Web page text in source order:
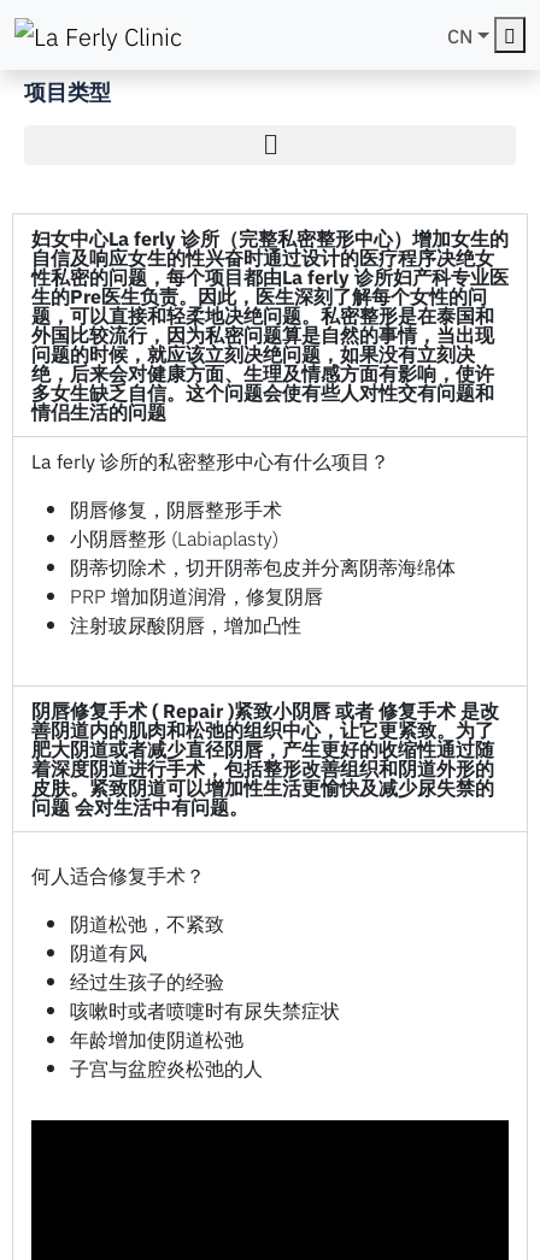
CN
项目类型
妇女中心La ferly 诊所（完整私密整形中心）增加女生的
自信及响应女生的性兴奋时通过设计的医疗程序决绝女
性私密的问题，每个项目都由La ferly 诊所妇产科专业医
生的Pre医生负责。因此，医生深刻了解每个女性的问
题，可以直接和轻柔地决绝问题。私密整形是在泰国和
外国比较流行，因为私密问题算是自然的事情，当出现
问题的时候，就应该立刻决绝问题，如果没有立刻决
绝，后来会对健康方面、生理及情感方面有影响，使许
多女生缺乏自信。这个问题会使有些人对性交有问题和
情侣生活的问题
La ferly 诊所的私密整形中心有什么项目？
阴唇修复，阴唇整形手术
小阴唇整形 (Labiaplasty)
阴蒂切除术，切开阴蒂包皮并分离阴蒂海绵体
PRP 增加阴道润滑，修复阴唇
注射玻尿酸阴唇，增加凸性
阴唇修复手术 ( Repair )紧致小阴唇 或者 修复手术 是改
善阴道内的肌肉和松弛的组织中心，让它更紧致。为了
肥大阴道或者减少直径阴唇，产生更好的收缩性通过随
着深度阴道进行手术，包括整形改善组织和阴道外形的
皮肤。紧致阴道可以增加性生活更愉快及减少尿失禁的
问题 会对生活中有问题。
何人适合修复手术？
阴道松弛，不紧致
阴道有风
经过生孩子的经验
咳嗽时或者喷嚏时有尿失禁症状
年龄增加使阴道松弛
子宫与盆腔炎松弛的人